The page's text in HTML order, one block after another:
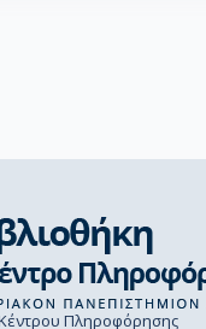
Πληροφόρησης